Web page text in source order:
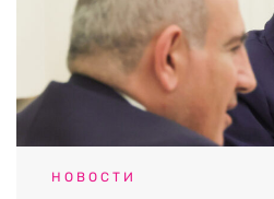
НОВОСТИ